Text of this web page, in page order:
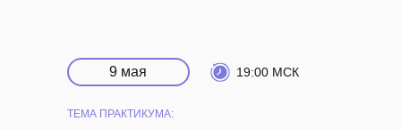
9 мая
ТЕМА ПРАКТИКУМА:
19:00 МСК